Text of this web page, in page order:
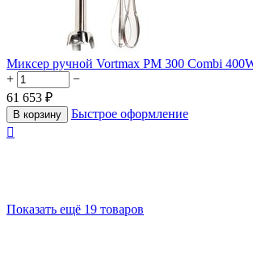
Миксер ручной Vortmax PM 300 Combi
+
−
61 653 ₽
В корзину
Быстрое оформление

Показать ещё 19 товаров